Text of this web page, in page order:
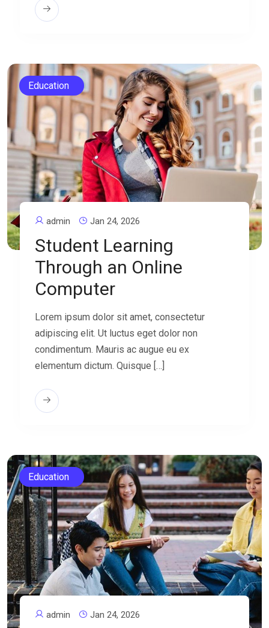
Education
admin Jan 24, 2026
Student Learning
Through an Online
Computer
Lorem ipsum dolor sit amet, consectetur
adipiscing elit. Ut luctus eget dolor non
condimentum. Mauris ac augue eu ex
elementum dictum. Quisque […]
Education
admin Jan 24, 2026